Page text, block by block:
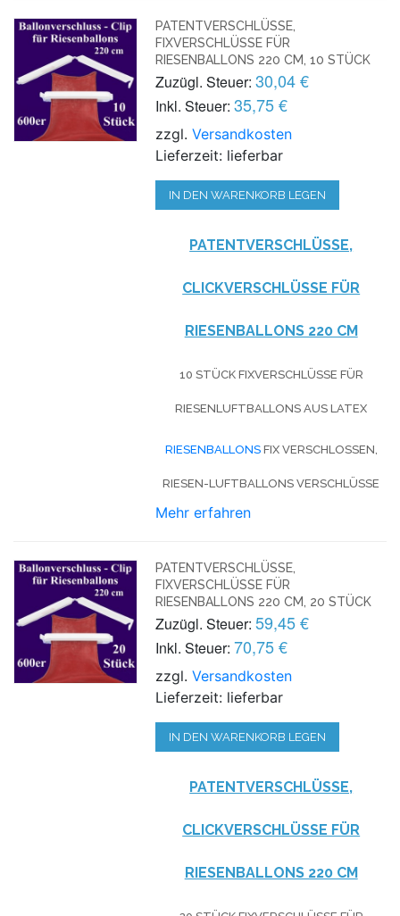
PATENTVERSCHLÜSSE,
FIXVERSCHLÜSSE FÜR
RIESENBALLONS 220 CM, 10 STÜCK
Zuzügl. Steuer: 30,04 €
Inkl. Steuer: 35,75 €
zzgl.Versandkosten
Lieferzeit: lieferbar
IN DEN WARENKORB LEGEN
PATENTVERSCHLÜSSE,
CLICKVERSCHLÜSSE FÜR
RIESENBALLONS 220 CM
10 STÜCK FIXVERSCHLÜSSE FÜR
RIESENLUFTBALLONS AUS LATEX
RIESENBALLONSFIX VERSCHLOSSEN,
RIESEN-LUFTBALLONS VERSCHLÜSSE
Mehr erfahren
PATENTVERSCHLÜSSE,
FIXVERSCHLÜSSE FÜR
RIESENBALLONS 220 CM, 20 STÜCK
Zuzügl. Steuer: 59,45 €
Inkl. Steuer: 70,75 €
zzgl.Versandkosten
Lieferzeit: lieferbar
IN DEN WARENKORB LEGEN
PATENTVERSCHLÜSSE,
CLICKVERSCHLÜSSE FÜR
RIESENBALLONS 220 CM